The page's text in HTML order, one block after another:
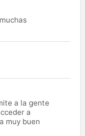
a la gente
a
muy buen